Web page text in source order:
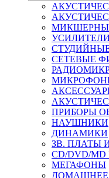
СЕТЕВЫЕ
ПРИБОРЫ
НАУШНИКИ
ДИНАМИКИ
ЗВ. ПЛАТЫ
CD/DVD/
МЕГАФОНЫ
ДОМАШНЕЕ